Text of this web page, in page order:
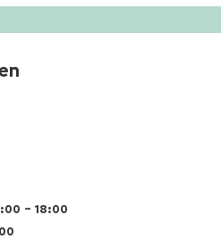
– 18:00